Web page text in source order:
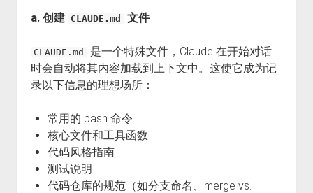
a. 创建 CLAUDE.md 文件
CLAUDE.md
是一个特殊文件，Claude 在开始对话
时会自动将其内容加载到上下文中。这使它成为记
录以下信息的理想场所：
常用的 bash 命令
核心文件和工具函数
代码风格指南
测试说明
代码仓库的规范（如分支命名、merge vs.